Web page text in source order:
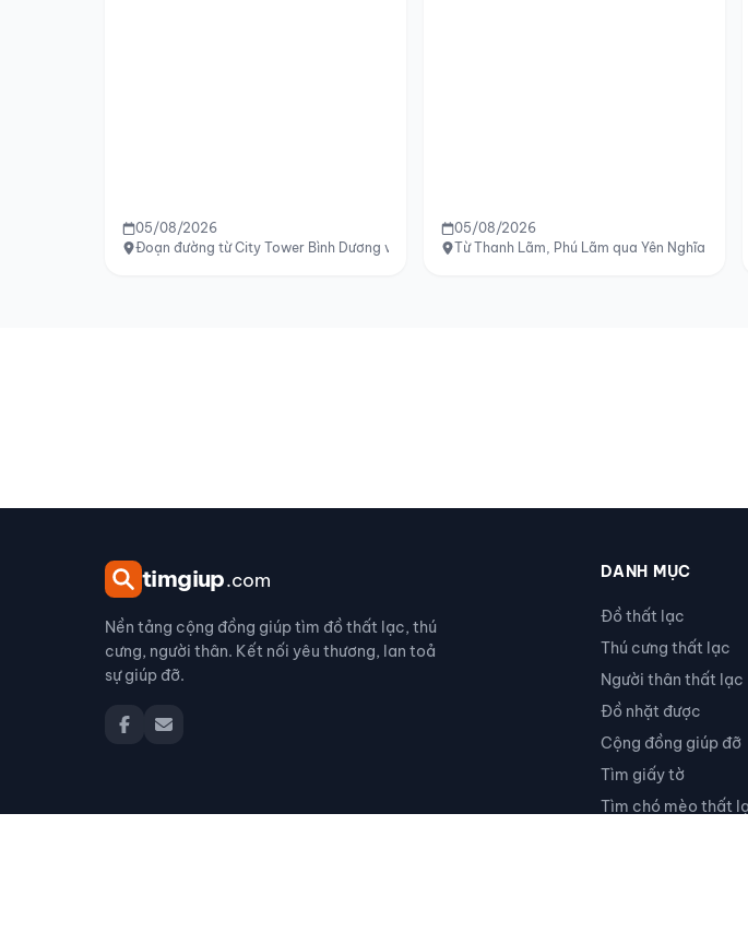
05/08/2026
Đoạn đường từ City Tower Bình Dương về cầu vượt Quang Trung
05/08/2026
Từ Thanh Lãm, Phú Lãm qua Yên Nghĩa đến
timgiup.com
Nền tảng cộng đồng giúp tìm đồ thất lạc, thú
cưng, người thân. Kết nối yêu thương, lan toả
sự giúp đỡ.
DANH MỤC
Đồ thất lạc
Thú cưng thất lạc
Người thân thất lạc
Đồ nhặt được
Cộng đồng giúp đỡ
Tìm giấy tờ
Tìm chó mèo thất